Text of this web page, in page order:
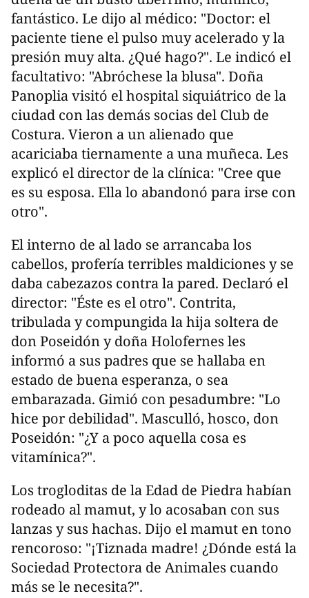
fantástico. Le dijo al médico: "Doctor: el
paciente tiene el pulso muy acelerado y la
presión muy alta. ¿Qué hago?". Le indicó el
facultativo: "Abróchese la blusa". Doña
Panoplia visitó el hospital siquiátrico de la
ciudad con las demás socias del Club de
Costura. Vieron a un alienado que
acariciaba tiernamente a una muñeca. Les
explicó el director de la clínica: "Cree que
es su esposa. Ella lo abandonó para irse con
otro".
El interno de al lado se arrancaba los
cabellos, profería terribles maldiciones y se
daba cabezazos contra la pared. Declaró el
director: "Éste es el otro". Contrita,
tribulada y compungida la hija soltera de
don Poseidón y doña Holofernes les
informó a sus padres que se hallaba en
estado de buena esperanza, o sea
embarazada. Gimió con pesadumbre: "Lo
hice por debilidad". Masculló, hosco, don
Poseidón: "¿Y a poco aquella cosa es
vitamínica?".
Los trogloditas de la Edad de Piedra habían
rodeado al mamut, y lo acosaban con sus
lanzas y sus hachas. Dijo el mamut en tono
rencoroso: "¡Tiznada madre! ¿Dónde está la
Sociedad Protectora de Animales cuando
más se le necesita?".